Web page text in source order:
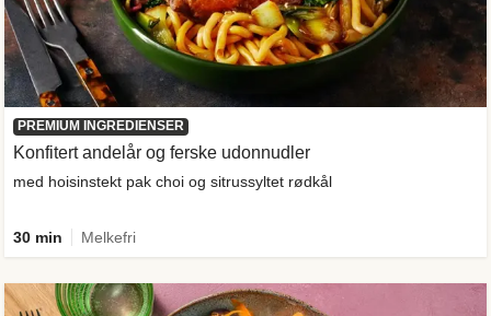
PREMIUM INGREDIENSER
Konfitert andelår og ferske udonnudler
med hoisinstekt pak choi og sitrussyltet rødkål
30 min Melkefri